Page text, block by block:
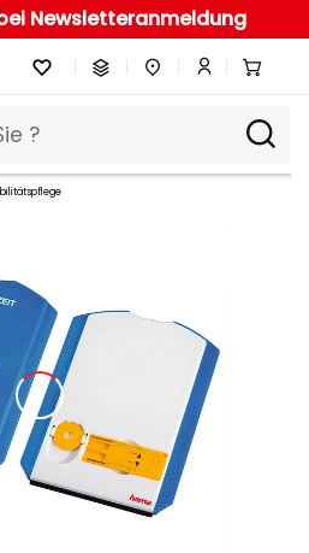
Newsletteranmeldung